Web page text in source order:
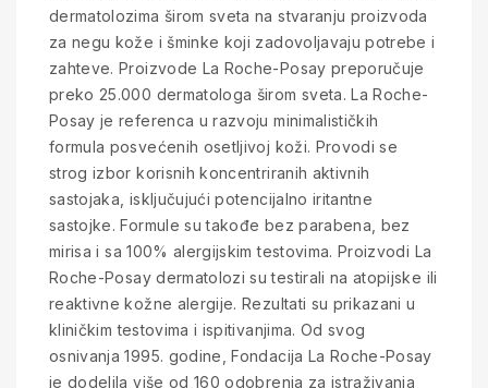
dermatolozima širom sveta na stvaranju proizvoda
za negu kože i šminke koji zadovoljavaju potrebe i
zahteve. Proizvode La Roche-Posay preporučuje
preko 25.000 dermatologa širom sveta. La Roche-
Posay je referenca u razvoju minimalističkih
formula posvećenih osetljivoj koži. Provodi se
strog izbor korisnih koncentriranih aktivnih
sastojaka, isključujući potencijalno iritantne
sastojke. Formule su takođe bez parabena, bez
mirisa i sa 100% alergijskim testovima. Proizvodi La
Roche-Posay dermatolozi su testirali na atopijske ili
reaktivne kožne alergije. Rezultati su prikazani u
kliničkim testovima i ispitivanjima. Od svog
osnivanja 1995. godine, Fondacija La Roche-Posay
je dodelila više od 160 odobrenja za istraživanja